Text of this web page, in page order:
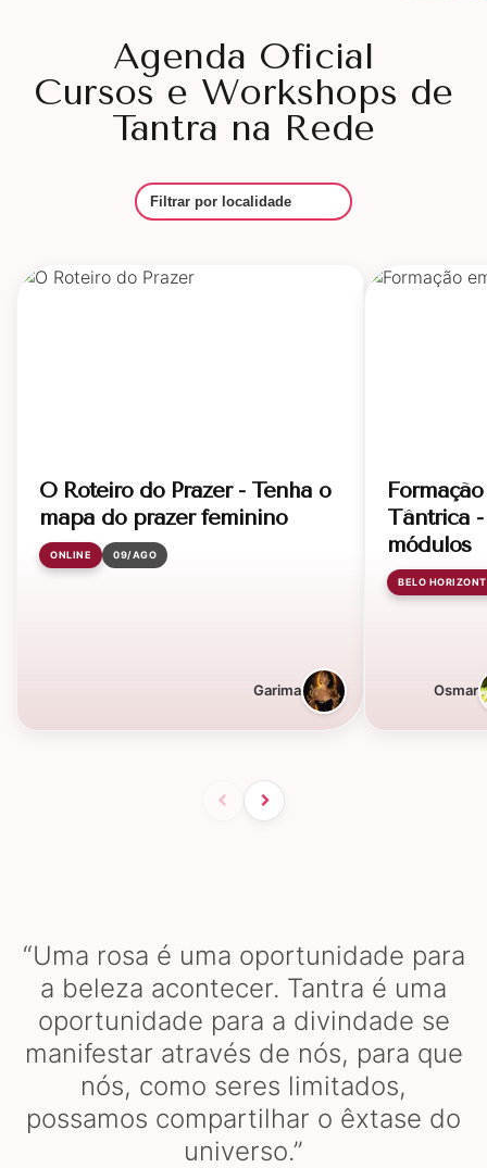
Agenda Oficial
Cursos e Workshops de
Tantra na Rede
Filtrar por Local
O Roteiro do Prazer - Tenha o
mapa do prazer feminino
ONLINE 09/AGO
Garima
Tântrica
módulos
BELO
Osmar
“Uma rosa é uma oportunidade para
a beleza acontecer. Tantra é uma
oportunidade para a divindade se
manifestar através de nós, para que
nós, como seres limitados,
possamos compartilhar o êxtase do
universo.”